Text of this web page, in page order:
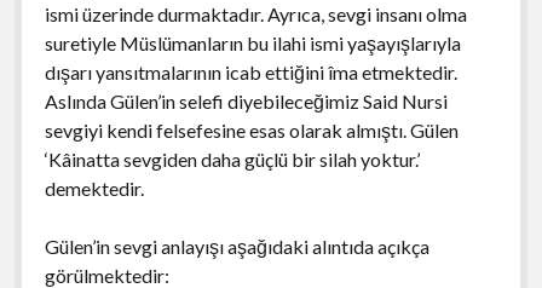
ismi üzerinde durmaktadır. Ayrıca, sevgi insanı olma
suretiyle Müslümanların bu ilahi ismi yaşayışlarıyla
dışarı yansıtmalarının icab ettiğini îma etmektedir.
Aslında Gülen’in selefi diyebileceğimiz Said Nursi
sevgiyi kendi felsefesine esas olarak almıştı. Gülen
‘Kâinatta sevgiden daha güçlü bir silah yoktur.’
demektedir.
Gülen’in sevgi anlayışı aşağıdaki alıntıda açıkça
görülmektedir: